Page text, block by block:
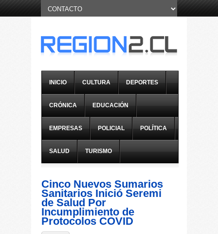
INICIO CULTURA DEPORTES
CRÓNICA EDUCACIÓN
EMPRESAS POLICIAL POLÍTICA
SALUD TURISMO
Cinco Nuevos Sumarios
Sanitarios Inició Seremi
de Salud Por
Incumplimiento de
Protocolos COVID